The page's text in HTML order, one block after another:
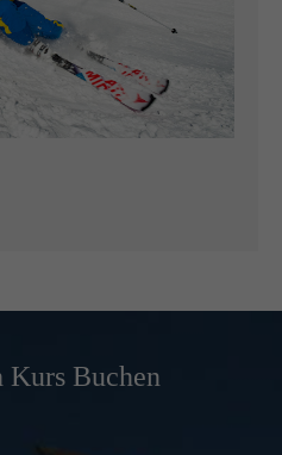
Kurs Buchen